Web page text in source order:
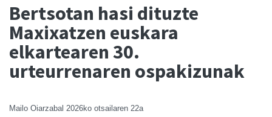
Bertsotan hasi dituzte
Maxixatzen euskara
elkartearen 30.
urteurrenaren ospakizunak
Mailo Oiarzabal 2026ko otsailaren 22a